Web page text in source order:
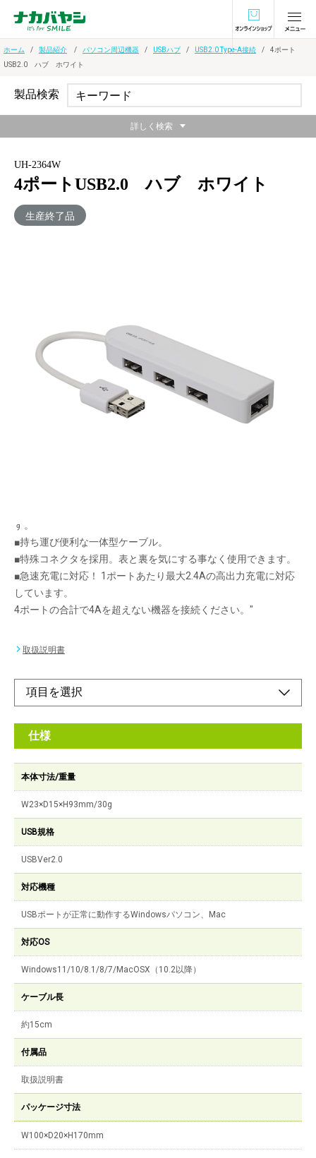
オンラインショ
ホーム 製品紹介 パソコン周辺機器 USBハブ USB2.0 Type-A接続
4ポート
USB2.0 ハブ ホワイト
UH-2364W
4ポートUSB2.0 ハブ ホワイト
生産終了品
コネクタもUSBポートにも表裏なく両面挿せる
USB2.0ハブ
メーカー希望小売価格：
す。
■持ち運び便利な一体型ケーブル。
■特殊コネクタを採用。表と裏を気にする事なく使用できます。
■急速充電に対応！ 1ポートあたり最大2.4Aの高出力充電に対応
しています。
4ポートの合計で4Aを超えない機器を接続ください。"
取扱説明書
仕様
本体寸法/重量
W23×D15×H93mm/30g
USB規格
USBVer2.0
対応機種
USBポートが正常に動作するWindowsパソコン、Mac
対応OS
Windows11/10/8.1/8/7/MacOSX（10.2以降）
ケーブル長
約15cm
付属品
取扱説明書
パッケージ寸法
W100×D20×H170mm
製品検索
詳しく検索